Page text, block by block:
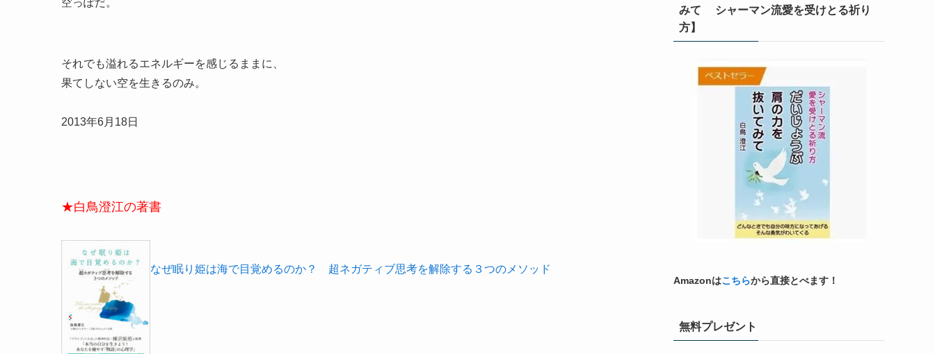
空っぽだ。
それでも溢れるエネルギーを感じるままに、
果てしない空を生きるのみ。
2013年6月18日
★白鳥澄江の著書
なぜ眠り姫は海で目覚めるのか？ 超ネガティブ思考を解除する３つのメソッド
みて シャーマン流愛を受けとる祈り
方】
Amazonはこちらから直接とべます！
無料プレゼント